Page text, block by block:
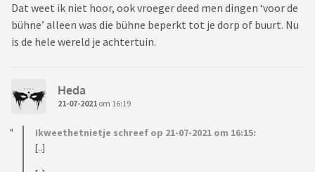
Dat weet ik niet hoor, ook vroeger deed men dingen ‘voor de
bühne’ alleen was die bühne beperkt tot je dorp of buurt. Nu
is de hele wereld je achtertuin.
Heda
21-07-2021 om 16:19
Ikweethetnietje schreef op 21-07-2021 om 16:15:
[..]